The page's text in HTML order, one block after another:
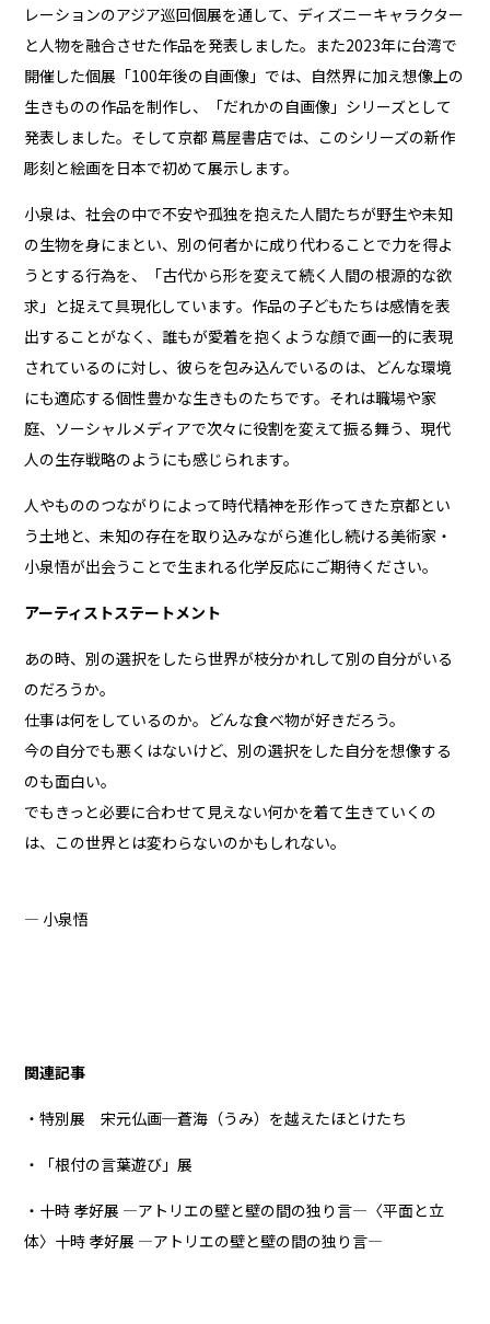
レーションのアジア巡回個展を通して、ディズニーキャラクター
と人物を融合させた作品を発表しました。また2023年に台湾で
開催した個展「100年後の自画像」では、自然界に加え想像上の
生きものの作品を制作し、「だれかの自画像」シリーズとして
発表しました。そして京都 蔦屋書店では、このシリーズの新作
彫刻と絵画を日本で初めて展示します。
小泉は、社会の中で不安や孤独を抱えた人間たちが野生や未知
の生物を身にまとい、別の何者かに成り代わることで力を得よ
うとする行為を、「古代から形を変えて続く人間の根源的な欲
求」と捉えて具現化しています。作品の子どもたちは感情を表
出することがなく、誰もが愛着を抱くような顔で画一的に表現
されているのに対し、彼らを包み込んでいるのは、どんな環境
にも適応する個性豊かな生きものたちです。それは職場や家
庭、ソーシャルメディアで次々に役割を変えて振る舞う、現代
人の生存戦略のようにも感じられます。
人やもののつながりによって時代精神を形作ってきた京都とい
う土地と、未知の存在を取り込みながら進化し続ける美術家・
小泉悟が出会うことで生まれる化学反応にご期待ください。
アーティストステートメント
あの時、別の選択をしたら世界が枝分かれして別の自分がいる
のだろうか。
仕事は何をしているのか。どんな食べ物が好きだろう。
今の自分でも悪くはないけど、別の選択をした自分を想像する
のも面白い。
でもきっと必要に合わせて見えない何かを着て生きていくの
は、この世界とは変わらないのかもしれない。
― 小泉悟
関連記事
・特別展 宋元仏画─蒼海（うみ）を越えたほとけたち
・「根付の言葉遊び」展
・十時 孝好展 ―アトリエの壁と壁の間の独り言―〈平面と立
体〉十時 孝好展 ―アトリエの壁と壁の間の独り言―